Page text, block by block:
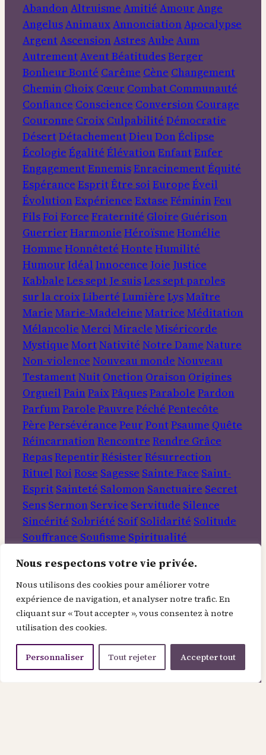
Nous respectons votre vie privée.
Nous utilisons des cookies pour améliorer votre
expérience de navigation, et analyser notre trafic. En
cliquant sur « Tout accepter », vous consentez à notre
utilisation des cookies.
Personnaliser Tout rejeter Accepter tout
AbandonAltruisme Amitié Amour Ange
AngelusAnimauxAnnonciationApocalypse
ArgentAscensionAstresAube Aum
AutrementAventBéatitudesBerger
Bonheur Bonté Carême Cène Changement
Chemin Choix Cœur Combat Communauté
Confiance Conscience Conversion Courage
Couronne Croix Culpabilité Démocratie
DésertDétachementDieuDonÉclipse
Écologie Égalité ÉlévationEnfantEnfer
EngagementEnnemisEnracinementÉquité
Espérance EspritÊtre soi Europe Éveil
ÉvolutionExpérience Extase FémininFeu
FilsFoi Force Fraternité Gloire Guérison
Guerrier Harmonie Héroïsme Homélie
Homme Honnêteté Honte Humilité
Humour Idéal Innocence Joie Justice
Kabbale Les sept Je suisLes sept paroles
sur la croixLiberté Lumière LysMaître
Marie Marie-Madeleine Matrice Méditation
Mélancolie Merci Miracle Miséricorde
Mystique MortNativité Notre Dame Nature
Non-violence Nouveau monde Nouveau
TestamentNuit Onction Oraison Origines
Orgueil PainPaixPâquesParabole Pardon
ParfumParole Pauvre Péché Pentecôte
Père Persévérance Peur PontPsaume Quête
RéincarnationRencontre Rendre Grâce
RepasRepentir Résister Résurrection
Rituel Roi Rose Sagesse Sainte Face Saint-
Esprit Sainteté Salomon Sanctuaire Secret
Sens Sermon Service Servitude Silence
Sincérité Sobriété Soif Solidarité Solitude
Souffrance Soufisme Spiritualité
Veda VerbeVéritéVertu VictoireVie
intérieure VinVisitationVoyage
Rechercher
Informations